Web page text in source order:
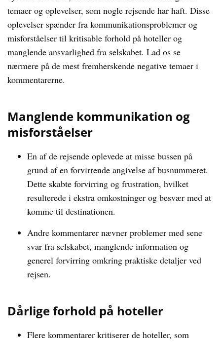
temaer og oplevelser, som nogle rejsende har haft. Disse
oplevelser spænder fra kommunikationsproblemer og
misforståelser til kritisable forhold på hoteller og
manglende ansvarlighed fra selskabet. Lad os se
nærmere på de mest fremherskende negative temaer i
kommentarerne.
Manglende kommunikation og
misforståelser
En af de rejsende oplevede at misse bussen på
grund af en forvirrende angivelse af busnummeret.
Dette skabte forvirring og frustration, hvilket
resulterede i ekstra omkostninger og besvær med at
komme til destinationen.
Andre kommentarer nævner problemer med sene
svar fra selskabet, manglende information og
generel forvirring omkring praktiske detaljer ved
rejsen.
Dårlige forhold på hoteller
Flere kommentarer kritiserer de hoteller, som